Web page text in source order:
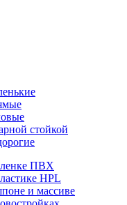
стойкой
ПВХ
HPL
и массиве